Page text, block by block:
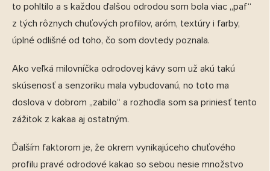
to pohltilo a s každou ďalšou odrodou som bola viac „paf“
z tých rôznych chuťových profilov, aróm, textúry i farby,
úplné odlišné od toho, čo som dovtedy poznala.
Ako veľká milovníčka odrodovej kávy som už akú takú
skúsenosť a senzoriku mala vybudovanú, no toto ma
doslova v dobrom „zabilo“ a rozhodla som sa priniesť tento
zážitok z kakaa aj ostatným.
Ďalším faktorom je, že okrem vynikajúceho chuťového
profilu pravé odrodové kakao so sebou nesie množstvo